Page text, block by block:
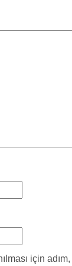
için